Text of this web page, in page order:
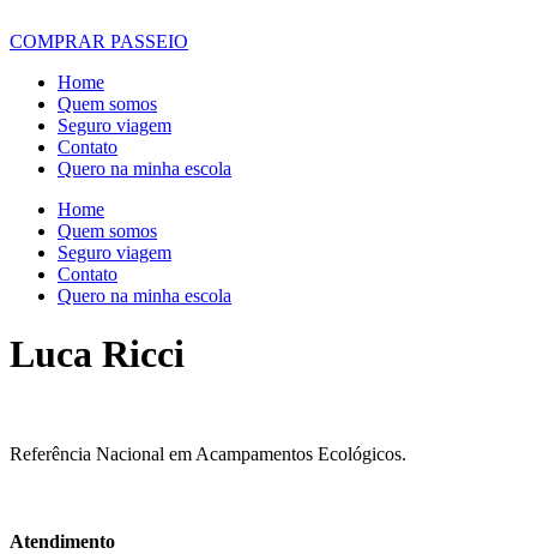
COMPRAR PASSEIO
Home
Quem somos
Seguro viagem
Contato
Quero na minha escola
Home
Quem somos
Seguro viagem
Contato
Quero na minha escola
Luca Ricci
Referência Nacional em Acampamentos Ecológicos.
Atendimento